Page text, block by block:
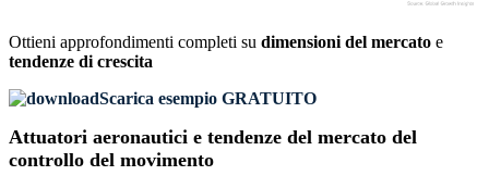
Ottieni approfondimenti completi su dimensioni del mercato e
tendenze di crescita
Scarica esempio GRATUITO
Attuatori aeronautici e tendenze del mercato del
controllo del movimento